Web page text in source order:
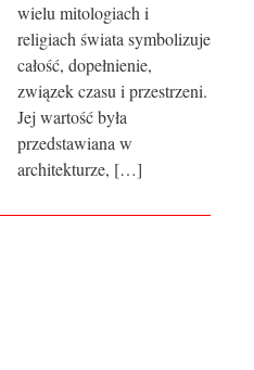
wielu mitologiach i
religiach świata symbolizuje
całość, dopełnienie,
związek czasu i przestrzeni.
Jej wartość była
przedstawiana w
architekturze, […]